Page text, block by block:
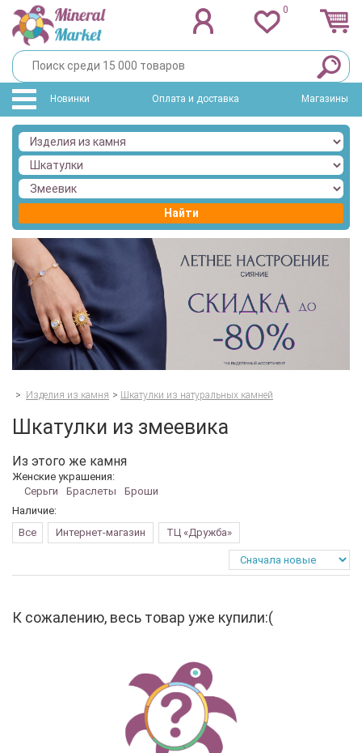
0
Новинки Оплата и доставка Магазины
Найти
> Изделия из камня > Шкатулки из натуральных камней
Шкатулки из змеевика
Из этого же камня
Женские украшения:
Серьги
Браслеты
Броши
Наличие:
Все
Интернет-магазин ТЦ «Дружба»
К сожалению, весь товар уже купили:(